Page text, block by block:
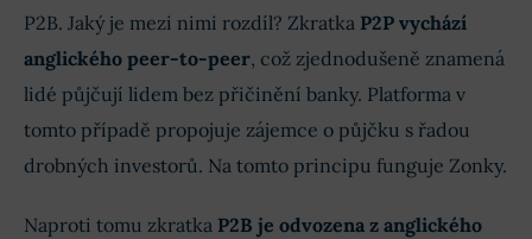
P2B. Jaký je mezi nimi rozdíl? Zkratka P2P vychází
anglického peer-to-peer, což zjednodušeně znamená
lidé půjčují lidem bez přičinění banky. Platforma v
tomto případě propojuje zájemce o půjčku s řadou
drobných investorů. Na tomto principu funguje Zonky.
Naproti tomu zkratka P2B je odvozena z anglického